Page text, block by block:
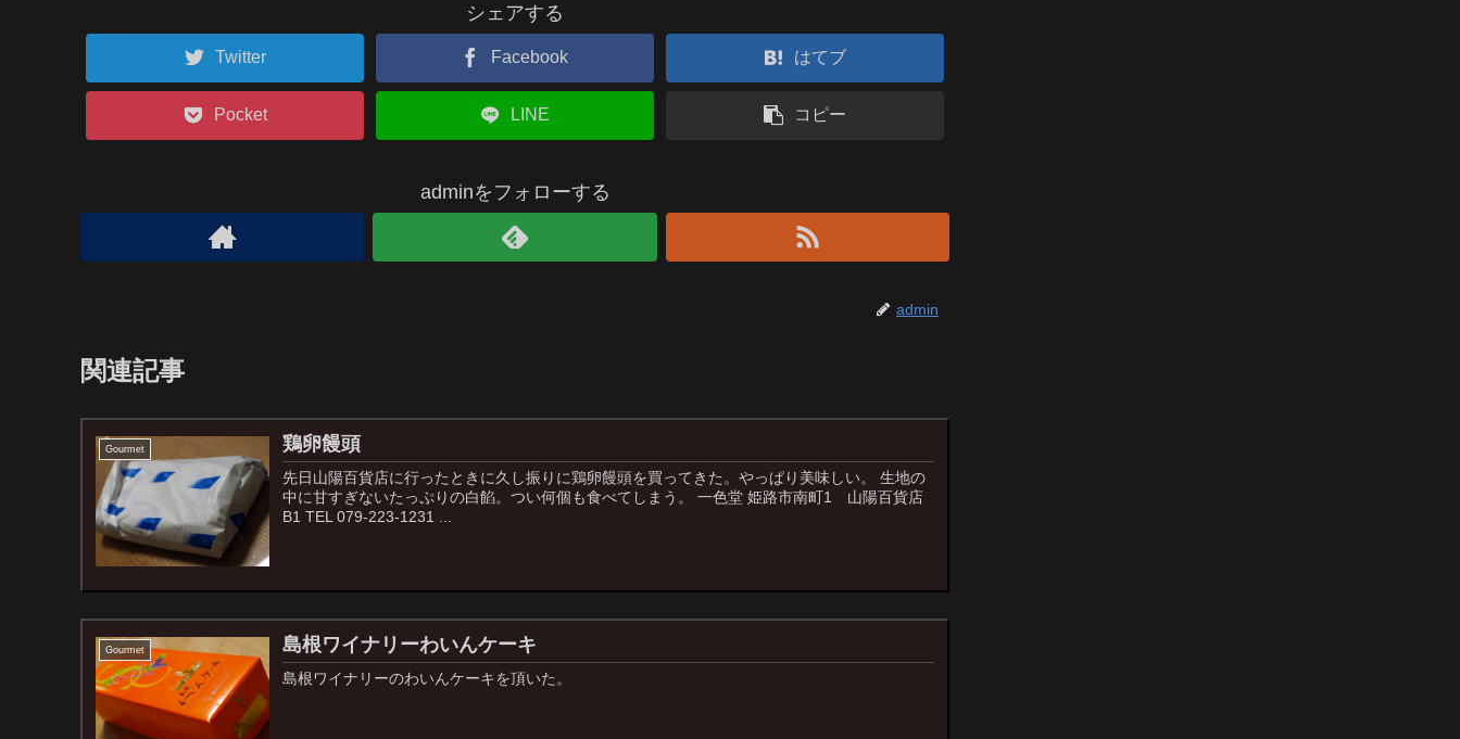
シェアする
Twitter Facebook はてブ
Pocket LINE コピー
adminをフォローする
admin
関連記事
Gourmet 鶏卵饅頭
先日山陽百貨店に行ったときに久し振りに鶏卵饅頭を買ってきた。やっぱり美味しい。 生地の
中に甘すぎないたっぷりの白餡。つい何個も食べてしまう。 一色堂 姫路市南町1 山陽百貨店
B1 TEL 079-223-1231 ...
Gourmet 島根ワイナリーわいんケーキ
島根ワイナリーのわいんケーキを頂いた。